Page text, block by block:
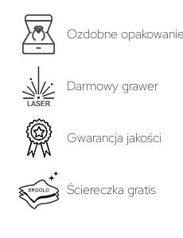
Ozdobne
Darmowy grawer
Gwarancja jakości
Ściereczka gratis